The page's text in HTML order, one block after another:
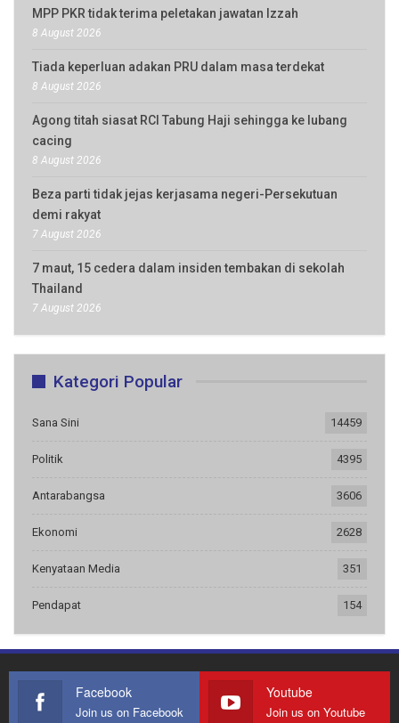
MPP PKR tidak terima peletakan jawatan Izzah
8 August 2026
Tiada keperluan adakan PRU dalam masa terdekat
8 August 2026
Agong titah siasat RCI Tabung Haji sehingga ke lubang
cacing
8 August 2026
Beza parti tidak jejas kerjasama negeri-Persekutuan
demi rakyat
7 August 2026
7 maut, 15 cedera dalam insiden tembakan di sekolah
Thailand
7 August 2026
Kategori Popular
Sana Sini 14459
Politik 4395
Antarabangsa 3606
Ekonomi 2628
Kenyataan Media 351
Pendapat 154
Facebook
Join us on Facebook
Youtube
Join us on Youtube